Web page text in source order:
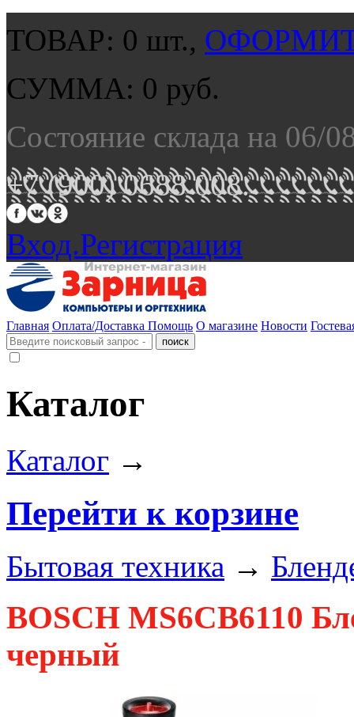
ТОВАР: 0 шт.,
СУММА: 0 руб.
Состояние склада на 06/
+7 (900) 0688 008.
Вход.Регистрация
Главная Оплата/Доставка Помощь О магазине Новости
Каталог
Каталог →
Перейти к корзине
Бытовая техника →
BOSCH MS6CB6110
черный